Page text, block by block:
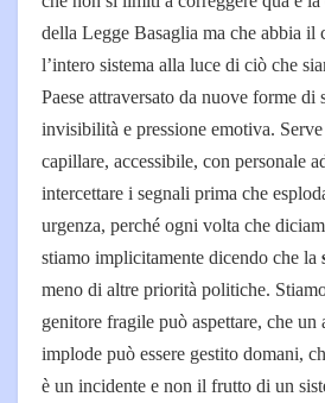
della Legge Basaglia ma che abbia il
l’intero sistema alla luce di ciò che
Paese attraversato da nuove forme di
invisibilità e pressione emotiva. Serve
capillare, accessibile, con personale
intercettare i segnali prima che
urgenza, perché ogni volta che
stiamo implicitamente dicendo che la
meno di altre priorità politiche.
genitore fragile può aspettare, che un
implode può essere gestito domani,
è un incidente e non il frutto di un